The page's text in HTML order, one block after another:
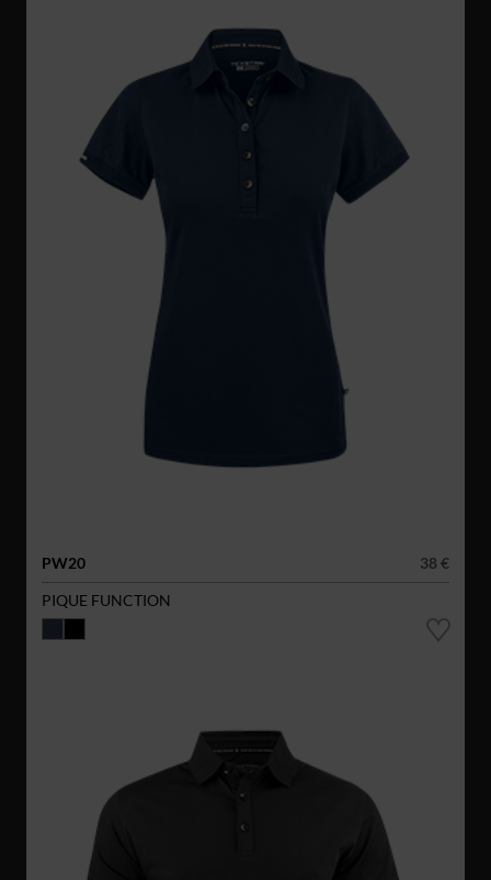
PW20
38 €
PIQUE FUNCTION